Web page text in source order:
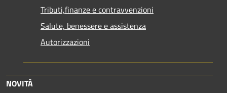
Tributi,finanze e contravvenzioni
Salute, benessere e assistenza
Autorizzazioni
NOVITÀ